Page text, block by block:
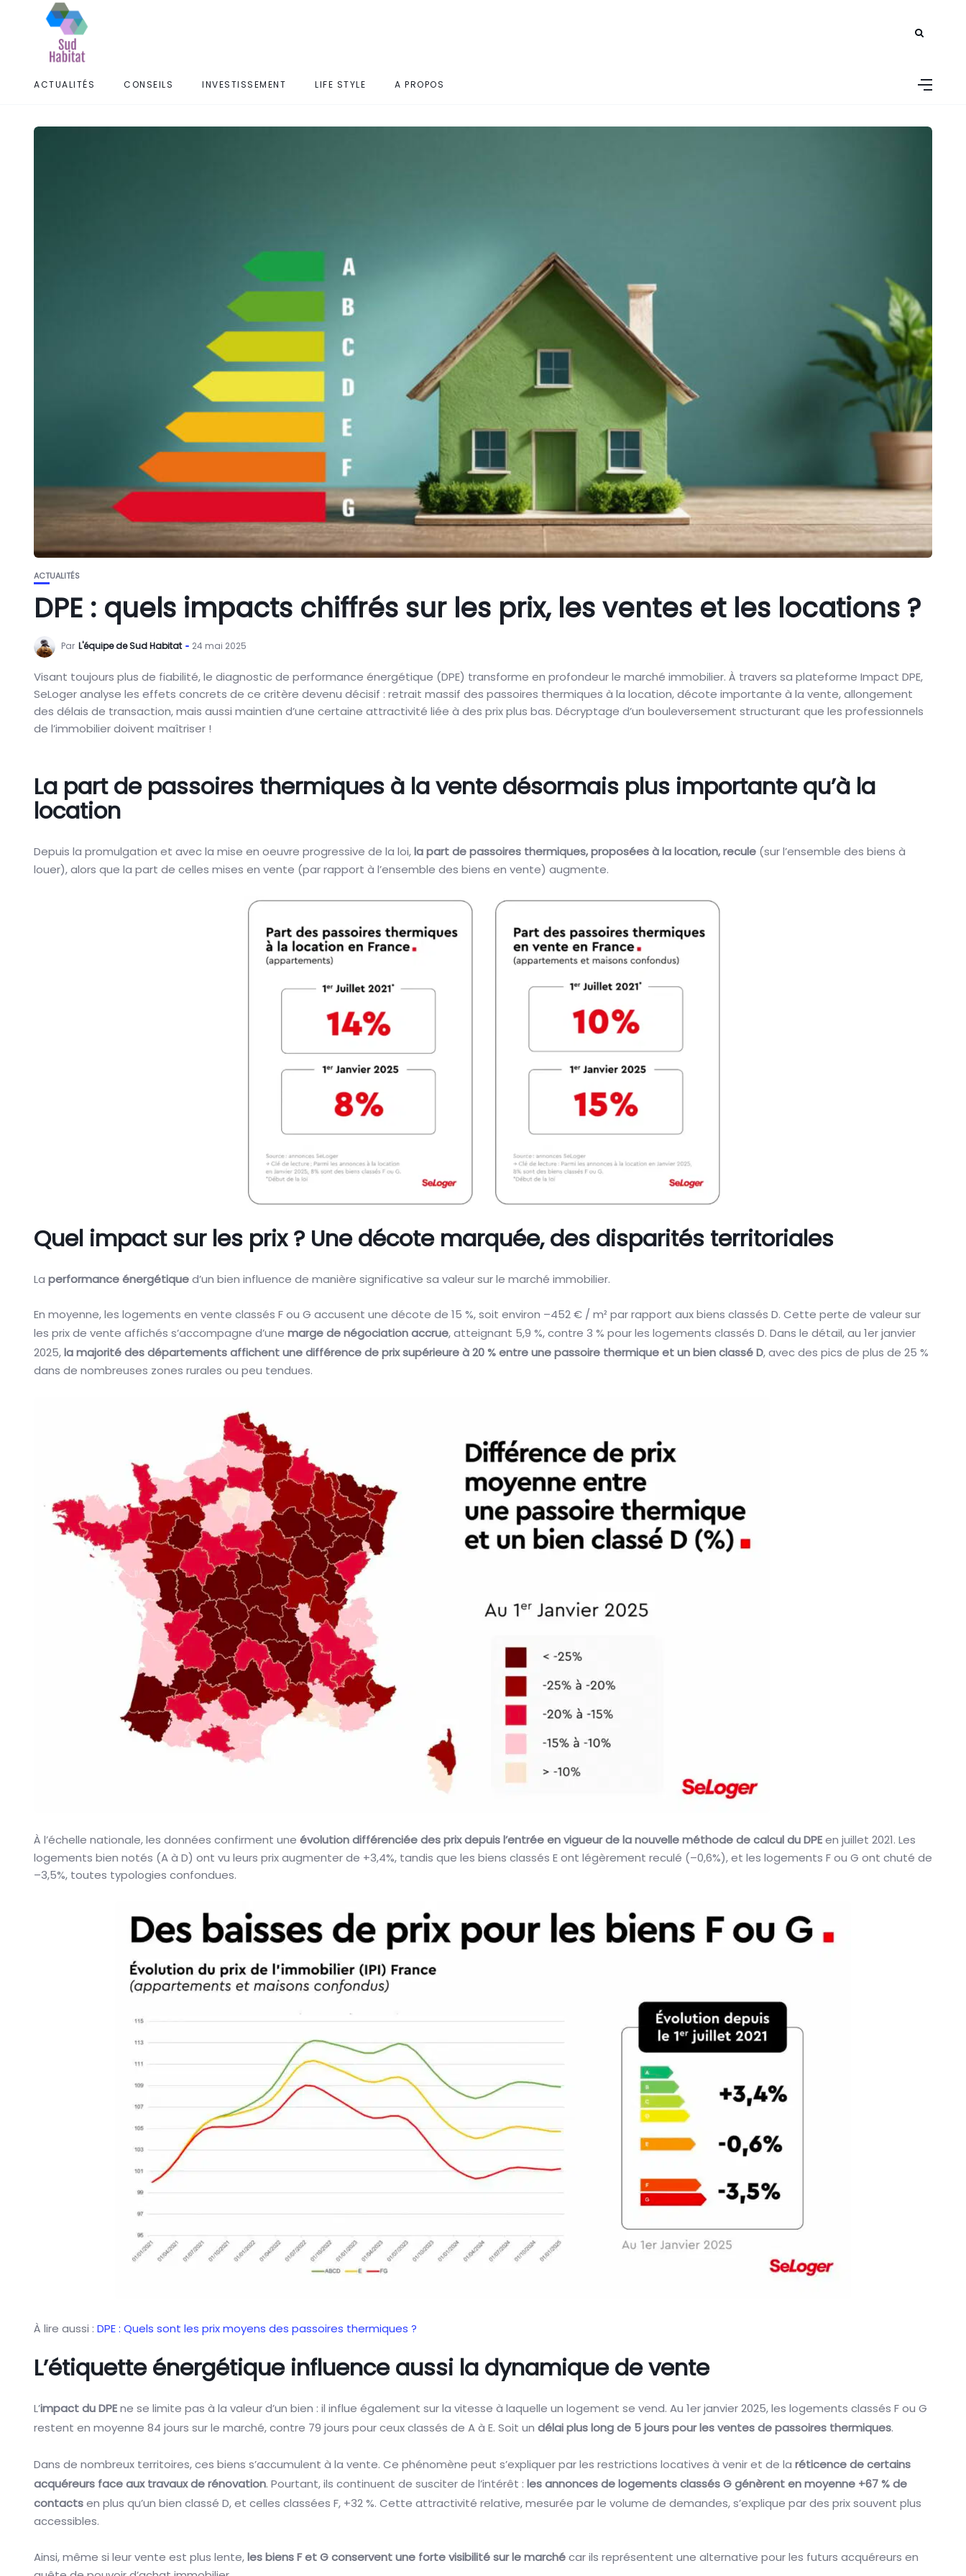
ACTUALITÉS CONSEILS INVESTISSEMENT LIFE STYLE A PROPOS
ACTUALITÉS
DPE : quels impacts chiffrés sur les prix, les ventes et les locations ?
Par L'équipe de Sud Habitat 24 mai 2025
Visant toujours plus de fiabilité, le diagnostic de performance énergétique (DPE) transforme en profondeur le marché immobilier. À travers sa plateforme Impact DPE,
SeLoger analyse les effets concrets de ce critère devenu décisif : retrait massif des passoires thermiques à la location, décote importante à la vente, allongement
des délais de transaction, mais aussi maintien d’une certaine attractivité liée à des prix plus bas. Décryptage d’un bouleversement structurant que les professionnels
de l’immobilier doivent maîtriser !
La part de passoires thermiques à la vente désormais plus importante qu’à la
location
Depuis la promulgation et avec la mise en oeuvre progressive de la loi,la part de passoires thermiques, proposées à la location, recule (sur l’ensemble des biens à
louer), alors que la part de celles mises en vente (par rapport à l’ensemble des biens en vente) augmente.
Quel impact sur les prix ? Une décote marquée, des disparités territoriales
La performance énergétiqued’un bien influence de manière significative sa valeur sur le marché immobilier.
En moyenne, les logements en vente classés F ou G accusent une décote de 15 %, soit environ –452 € / m² par rapport aux biens classés D. Cette perte de valeur sur
les prix de vente affichés s’accompagne d’une marge de négociation accrue, atteignant 5,9 %, contre 3 % pour les logements classés D. Dans le détail, au 1er janvier
2025,la majorité des départements affichent une différence de prix supérieure à 20 % entre une passoire thermique et un bien classé D, avec des pics de plus de 25 %
dans de nombreuses zones rurales ou peu tendues.
À l’échelle nationale, les données confirment une évolution différenciée des prix depuis l’entrée en vigueur de la nouvelle méthode de calcul du DPEen juillet 2021. Les
logements bien notés (A à D) ont vu leurs prix augmenter de +3,4%, tandis que les biens classés E ont légèrement reculé (–0,6%), et les logements F ou G ont chuté de
–3,5%, toutes typologies confondues.
À lire aussi : DPE : Quels sont les prix moyens des passoires thermiques ?
L’étiquette énergétique influence aussi la dynamique de vente
L’impact du DPEne se limite pas à la valeur d’un bien : il influe également sur la vitesse à laquelle un logement se vend. Au 1er janvier 2025, les logements classés F ou G
restent en moyenne 84 jours sur le marché, contre 79 jours pour ceux classés de A à E. Soit un délai plus long de 5 jours pour les ventes de passoires thermiques.
Dans de nombreux territoires, ces biens s’accumulent à la vente. Ce phénomène peut s’expliquer par les restrictions locatives à venir et de la réticence de certains
acquéreurs face aux travaux de rénovation. Pourtant, ils continuent de susciter de l’intérêt : les annonces de logements classés G génèrent en moyenne +67 % de
contactsen plus qu’un bien classé D, et celles classées F, +32 %. Cette attractivité relative, mesurée par le volume de demandes, s’explique par des prix souvent plus
accessibles.
Ainsi, même si leur vente est plus lente,les biens F et G conservent une forte visibilité sur le marchécar ils représentent une alternative pour les futurs acquéreurs en